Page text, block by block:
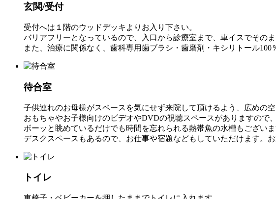
玄関/受付
受付へは１階のウッドデッキよりお入り下さい。
バリアフリーとなっているので、入口から診療室まで、車イスでその
また、治療に関係なく、歯科専用歯ブラシ・歯磨剤・キシリトール
待合室
子供連れのお母様がスペースを気にせず来院して頂けるよう、広めの空
おもちゃやお子様向けのビデオやDVDの視聴スペースがありますので
ボーッと眺めているだけでも時間を忘れられる熱帯魚の水槽もござい
デスクスペースもあるので、お仕事や宿題などもしていただけます。
トイレ